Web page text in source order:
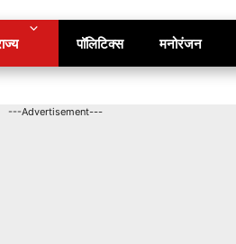
पॉलिटिक्स मनोरंजन
---Advertisement---